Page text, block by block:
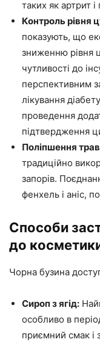
таких як артрит і
Контроль рівня
показують, що
зниженню рівня
чутливості до
перспективним
лікування
проведення
підтвердження
Поліпшення
традиційно
запорів.
фенхель і аніс,
Способи
до
Чорна бузина
Сироп з ягід:
особливо в
приємний смак і